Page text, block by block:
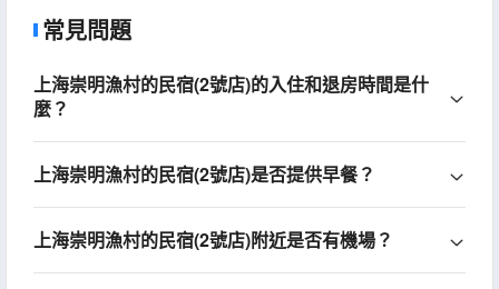
常見問題
上海崇明漁村的民宿(2號店)的入住和退房時間是什
麼？
上海崇明漁村的民宿(2號店)是否提供早餐？
上海崇明漁村的民宿(2號店)附近是否有機場？